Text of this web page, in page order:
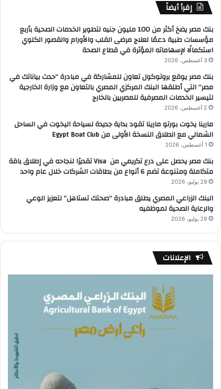
إقرأ أيضاً
بنك مصر يضخ أكثر من 100 مليون جنيه لتطوير الخدمات الصحية بأربع
مؤسسات طبية دعمًا لعلاج مرضى القلب والأورام والقصور الكلوي
استكمالًا لإسهاماته المؤثرة في قطاع الصحة
3 أغسطس، 2026
بنك مصر يوقع بروتوكول تعاون للمشاركة في مبادرة “حدث بياناتك في
مصر” التي أطلقها البنك المركزي المصري بالتعاون مع وزارة الخارجية
لتيسير الخدمات المصرفية للمصريين بالخارج
2 أغسطس، 2026
مارينا يخوت بورتو مارينا تقود بداية جديدة لسياحة اليخوت في الساحل
الشمالي مع انطلاق النسخة الأولى من Egypt Boat Club
1 أغسطس، 2026
بنك مصر يحصل على درع تكريمي من Visa تقديرًا لنجاحه في إطلاق باقة
متكاملة ومتنوعة تضم 6 أنواع من بطاقات الشركات خلال عام واحد
29 يوليو، 2026
البنك الزراعي المصري يطلق مبادرة “صحتك تستاهل” لتعزيز الوعي
والرعاية الصحية لموظفيه
29 يوليو، 2026
الإعلانات